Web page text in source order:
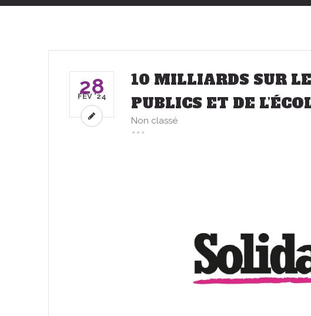
28
FÉV '24
10 MILLIARDS SUR
PUBLICS ET DE
Non classé